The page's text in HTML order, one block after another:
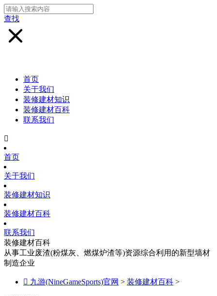
查找
首页
关于我们
装修建材知识
装修建材百科
联系我们

首页
关于我们
装修建材知识
装修建材百科
联系我们
装修建材百科
从事工业废渣(粉煤灰、燃煤炉渣等)资源综合利用的新型墙材
制造企业
 九游(NineGameSports)官网 > 装修建材百科 >